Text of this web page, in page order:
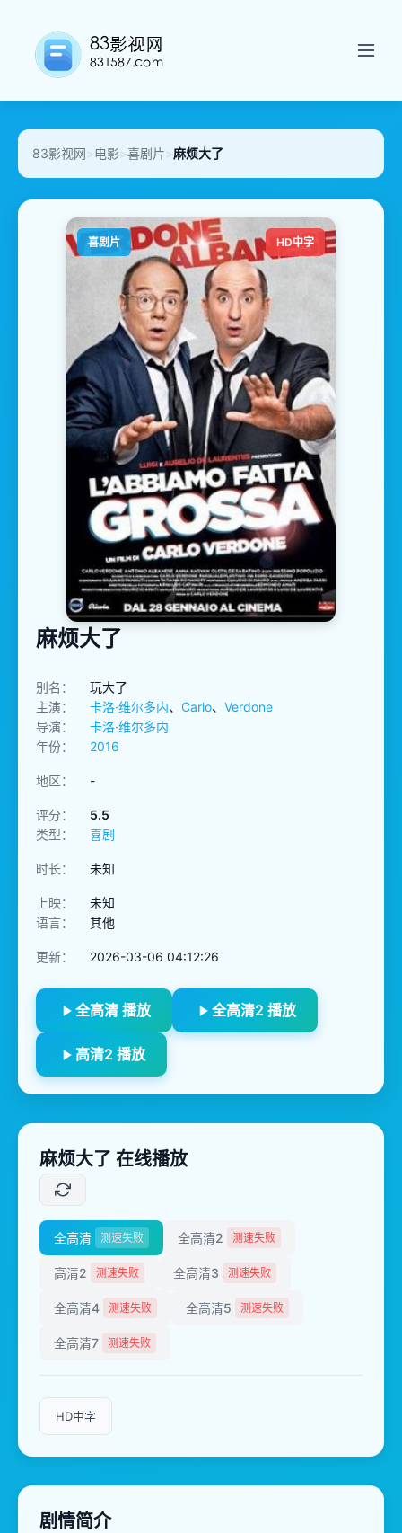
83影视网>电影>喜剧片>麻烦大了
喜剧片 HD中字
麻烦大了
别名：
玩大了
主演：
卡洛·维尔多内、 Carlo、 Verdone
导演：
卡洛·维尔多内
年份：
2016
地区： -
评分：
5.5
类型：
喜剧
时长： 未知
上映：
未知
语言：
其他
更新： 2026-03-06 04:12:26
全高清 播放 全高清2 播放
高清2 播放
麻烦大了 在线播放
全高清 测速失败 全高清2 测速失败
高清2 测速失败 全高清3 测速失败
全高清4 测速失败 全高清5 测速失败
全高清7 测速失败
HD中字
剧情简介